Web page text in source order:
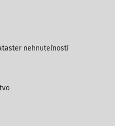
nehnuteľností